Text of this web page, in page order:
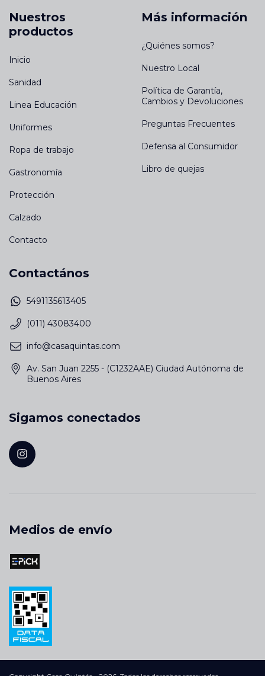
Nuestros
productos
Inicio
Sanidad
Linea Educación
Uniformes
Ropa de trabajo
Gastronomía
Protección
Calzado
Contacto
Más información
¿Quiénes somos?
Nuestro Local
Política de Garantía,
Cambios y Devoluciones
Preguntas Frecuentes
Defensa al Consumidor
Libro de quejas
Contactános
5491135613405
(011) 43083400
info@casaquintas.com
Av. San Juan 2255 - (C1232AAE) Ciudad Autónoma de
Buenos Aires
Sigamos conectados
Medios de envío